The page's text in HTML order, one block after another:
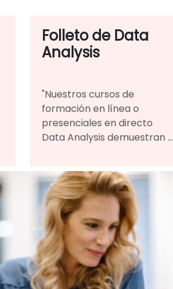
Folleto de Data
Analysis
"Nuestros cursos de
formación en línea o
presenciales en directo
Data Analysis demuestran a
programación y las
metodologías utilizadas
para realizar Data Analysis.